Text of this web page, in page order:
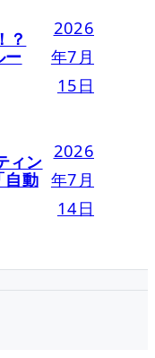
？
ー
2026
年7月
15日
ィン
自動
2026
年7月
14日